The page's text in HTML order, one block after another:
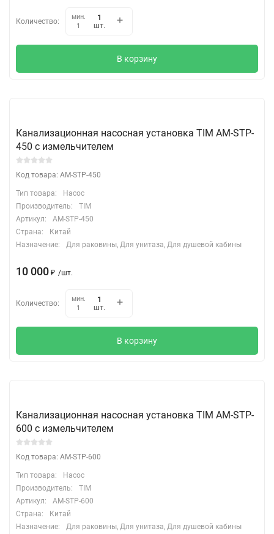
Количество:
мин.
1
шт.
В корзину
Канализационная насосная установка TIM AM-STP-
450 с измельчителем
Код товара: AM-STP-450
Тип товара:
Насос
Производитель:
TIM
Артикул:
AM-STP-450
Страна:
Китай
Назначение:
Для раковины, Для унитаза, Для душевой кабины
10 000 ₽ /шт.
Количество:
мин.
1
шт.
В корзину
Канализационная насосная установка TIM AM-STP-
600 с измельчителем
Код товара: AM-STP-600
Тип товара:
Насос
Производитель:
TIM
Артикул:
AM-STP-600
Страна:
Китай
Назначение:
Для раковины, Для унитаза, Для душевой кабины